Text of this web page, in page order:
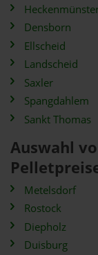
Densborn
Ellscheid
Landscheid
Saxler
Spangdahlem
Sankt Thomas
Auswahl
Metelsdorf
Rostock
Diepholz
Duisburg